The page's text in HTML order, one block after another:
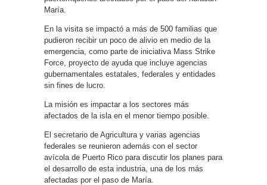
María.
En la visita se impactó a más de 500 familias que
pudieron recibir un poco de alivio en medio de la
emergencia, como parte de iniciativa Mass Strike
Force, proyecto de ayuda que incluye agencias
gubernamentales estatales, federales y entidades
sin fines de lucro.
La misión es impactar a los sectores más
afectados de la isla en el menor tiempo posible.
El secretario de Agricultura y varias agencias
federales se reunieron además con el sector
avícola de Puerto Rico para discutir los planes para
el desarrollo de esta industria, una de los más
afectadas por el paso de María.